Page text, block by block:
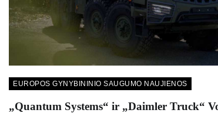
EUROPOS GYNYBININIO SAUGUMO NAUJIENOS
„Quantum Systems“ ir „Daimler Truck“